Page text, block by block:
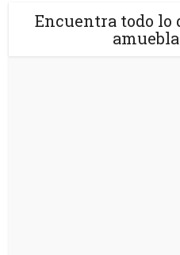
Encuentra todo lo